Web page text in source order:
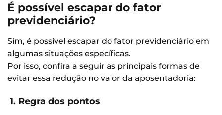
É possível escapar do fator
previdenciário?
Sim, é possível escapar do fator previdenciário em
algumas situações específicas.
Por isso, confira a seguir as principais formas de
evitar essa redução no valor da aposentadoria:
1. Regra dos pontos